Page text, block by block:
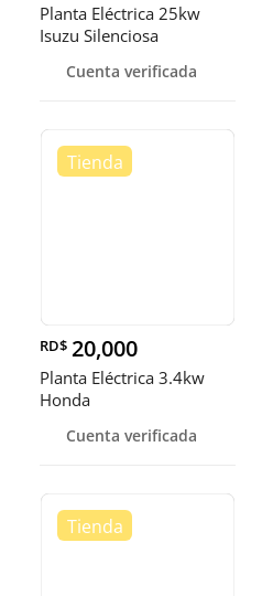
Planta Eléctrica 25kw
Isuzu Silenciosa
Cuenta verificada
RD$ 20,000
Planta Eléctrica 3.4kw
Honda
Cuenta verificada